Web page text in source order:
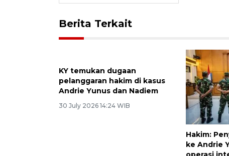
Berita Terkait
Hakim:
ke Andrie